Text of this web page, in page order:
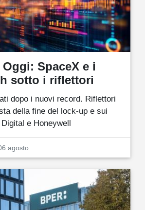
SpaceX e i
sotto i riflettori
dopo i nuovi record. Riflettori
della fine del lock-up e sui
e Honeywell
agosto